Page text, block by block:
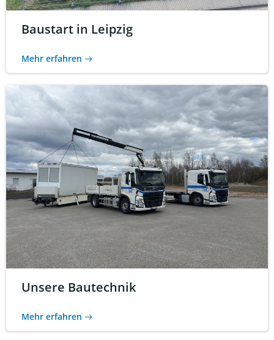
Baustart in Leipzig
Mehr erfahren
Unsere Bautechnik
Mehr erfahren